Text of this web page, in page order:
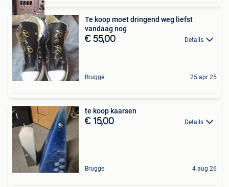
Te koop moet dringend weg liefst
vandaag nog
€ 55,00 Details
Brugge 25 apr 25
te koop kaarsen
€ 15,00 Details
Brugge 4 aug 26